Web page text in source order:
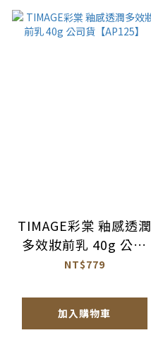
TIMAGE彩棠 釉感透潤
多效妝前乳 40g 公司
貨【AP125】
NT$779
加入購物車